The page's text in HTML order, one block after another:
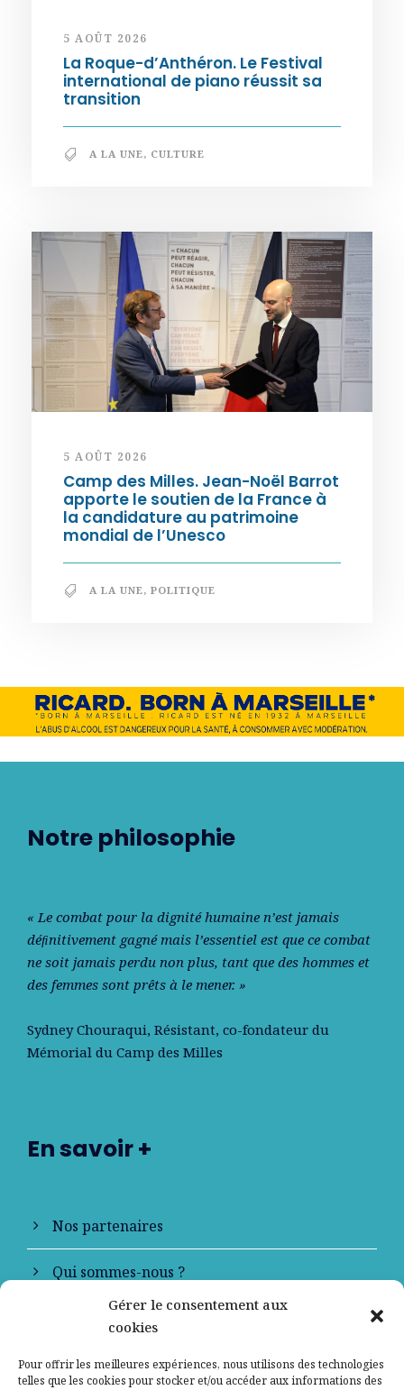
Gérer le consentement aux
cookies
Pour offrir les meilleures expériences, nous utilisons des technologies
telles que les cookies pour stocker et/ou accéder aux informations des
5 AOÛT 2026
La Roque-d’Anthéron. Le Festival
international de piano réussit sa
transition
A LA UNE, CULTURE
5 AOÛT 2026
Camp des Milles. Jean-Noël Barrot
apporte le soutien de la France à
la candidature au patrimoine
mondial de l’Unesco
A LA UNE, POLITIQUE
Notre philosophie
« Le combat pour la dignité humaine n’est jamais
déﬁnitivement gagné mais l’essentiel est que ce combat
ne soit jamais perdu non plus, tant que des hommes et
des femmes sont prêts à le mener. »
Sydney Chouraqui, Résistant, co-fondateur du
Mémorial du Camp des Milles
En savoir +
Nos partenaires
Qui sommes-nous ?
Contactez-nous
Mentions légales